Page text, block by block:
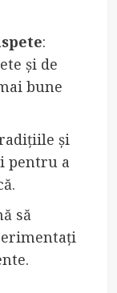
:
și de
bune
și
pentru a
să